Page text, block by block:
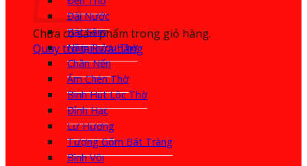
Chưa có sản phẩm trong giỏ hàng.
Quay trở lại cửa hàng
Đài Nước
Bát Sâm
Nậm Rượu Thờ
Chân Nến
Ấm Chén Thờ
Bình Hút Lộc Thờ
Đỉnh Hạc
Lư Hương
Tượng Gốm Bát Tràng
Bình Vôi